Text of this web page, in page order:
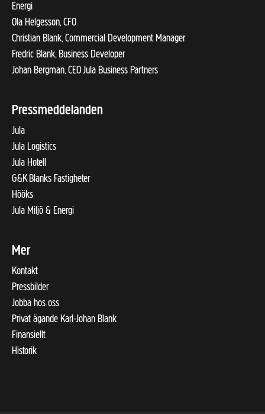
Energi
Ola Helgesson, CFO
Christian Blank, Commercial Development Manager
Fredric Blank, Business Developer
Johan Bergman, CEO Jula Business Partners
Pressmeddelanden
Jula
Jula Logistics
Jula Hotell
G&K Blanks Fastigheter
Hööks
Jula Miljö & Energi
Mer
Kontakt
Pressbilder
Jobba hos oss
Privat ägande Karl-Johan Blank
Finansiellt
Historik